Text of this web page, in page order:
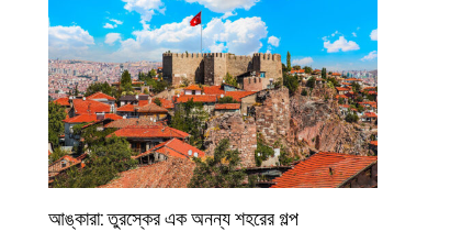
আঙ্কারা: তুরস্কের এক অনন্য শহরের গল্প